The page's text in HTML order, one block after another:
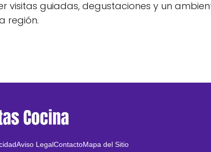
guiadas, degustaciones y un
región.
Aviso LegalContactoMapa del Sitio